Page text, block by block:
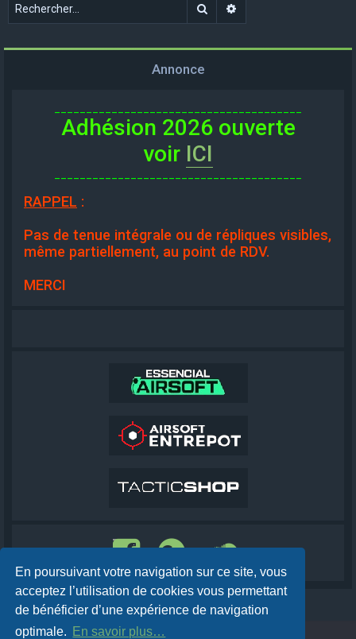
En poursuivant votre navigation sur ce site, vous
acceptez l’utilisation de cookies vous permettant
de bénéficier d’une expérience de navigation
optimale.
En savoir plus…
Rechercher
Annonce
Adhésion 2026 ouverte
voir ICI
RAPPEL :
Pas de tenue intégrale ou de répliques visibles,
même partiellement, au point de RDV.
MERCI